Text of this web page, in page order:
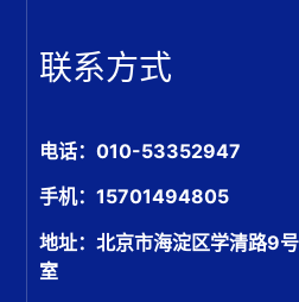
联系方式
电话：010-53352947
手机：15701494805
地址：北京市海淀区学清路9
室